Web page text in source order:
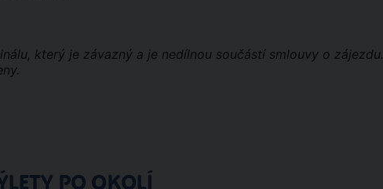
který je závazný a je nedílnou součástí smlouvy o zájezdu.
PO OKOLÍ